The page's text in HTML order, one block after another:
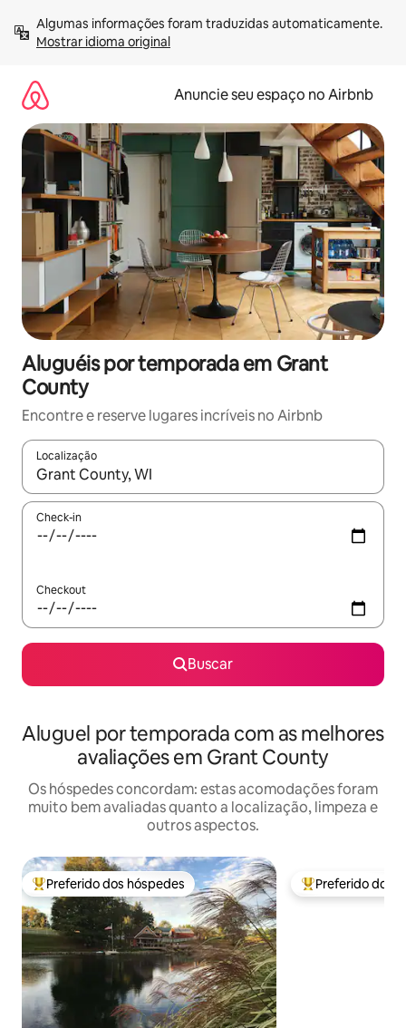
para
Mostrar idioma original
Anuncie seu espaço no Airbnb
Aluguéis por temporada em Grant
County
Encontre e reserve lugares incríveis no Airbnb
Localização
Quando os resultados estiverem disponíveis, explore-os
Check-in
Checkout
Buscar
Aluguel por temporada com as melhores
avaliações em Grant County
Os hóspedes concordam: estas acomodações foram
muito bem avaliadas quanto a localização, limpeza e
outros aspectos.
Entre os melhores preferidos dos hóspedes
Preferido dos hóspedes Entre os
Preferido dos